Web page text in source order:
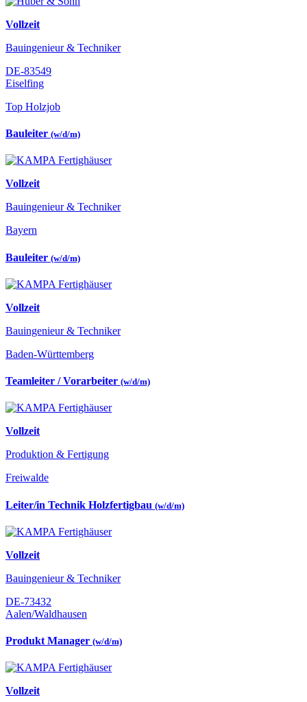
Vollzeit
Bauingenieur & Techniker
DE-83549
Eiselfing
Top Holzjob
Bauleiter (w/d/m)
Vollzeit
Bauingenieur & Techniker
Bayern
Bauleiter (w/d/m)
Vollzeit
Bauingenieur & Techniker
Baden-Württemberg
Teamleiter / Vorarbeiter (w/d/m)
Vollzeit
Produktion & Fertigung
Freiwalde
Leiter/in Technik Holzfertigbau (w/d/m)
Vollzeit
Bauingenieur & Techniker
DE-73432
Aalen/Waldhausen
Produkt Manager (w/d/m)
Vollzeit